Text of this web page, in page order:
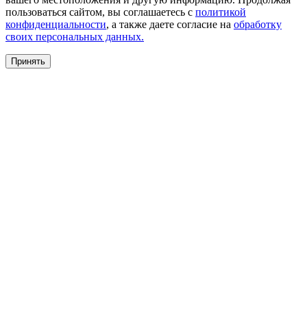
пользоваться сайтом, вы соглашаетесь с политикой
конфиденциальности, а также даете согласие на обработку
своих персональных данных.
Принять